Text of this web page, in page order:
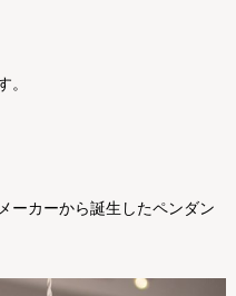
。
ーカーから誕生したペンダン